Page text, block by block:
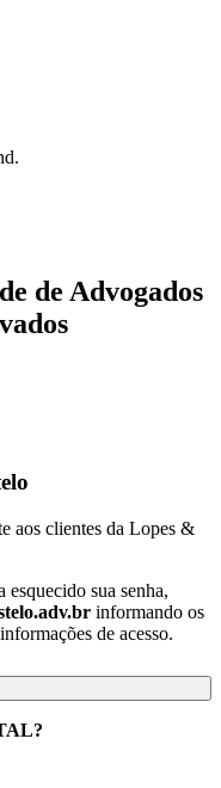
de Advogados
aos clientes da Lopes &
esquecido sua senha,
informando os
de acesso.